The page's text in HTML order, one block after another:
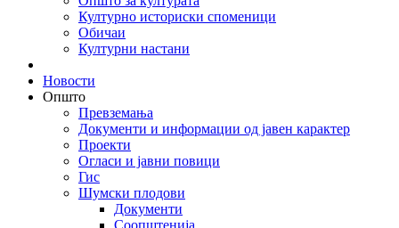
Културно историски споменици
Обичаи
Културни настани
Новости
Општо
Превземања
Документи и информации од јавен карактер
Проекти
Огласи и јавни повици
Гис
Шумски плодови
Документи
Соопштенија